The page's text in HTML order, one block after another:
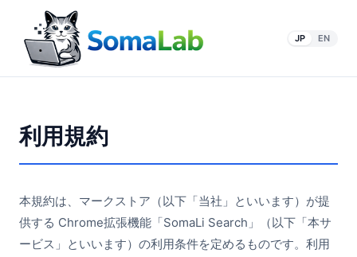
JP EN
利用規約
本規約は、マークストア（以下「当社」といいます）が提
供する Chrome拡張機能「SomaLi Search」（以下「本サ
ービス」といいます）の利用条件を定めるものです。利用